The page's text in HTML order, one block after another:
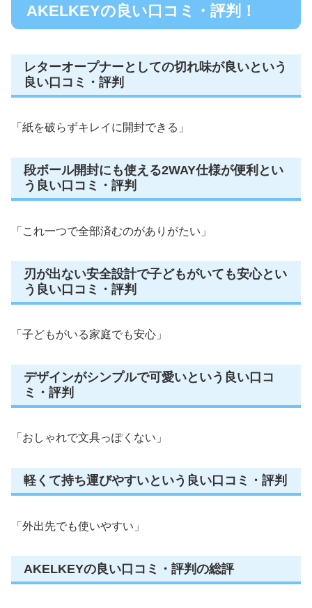
AKELKEYの良い口コミ・評判！
レターオープナーとしての切れ味が良いという
良い口コミ・評判
「紙を破らずキレイに開封できる」
段ボール開封にも使える2WAY仕様が便利とい
う良い口コミ・評判
「これ一つで全部済むのがありがたい」
刃が出ない安全設計で子どもがいても安心とい
う良い口コミ・評判
「子どもがいる家庭でも安心」
デザインがシンプルで可愛いという良い口コ
ミ・評判
「おしゃれで文具っぽくない」
軽くて持ち運びやすいという良い口コミ・評判
「外出先でも使いやすい」
AKELKEYの良い口コミ・評判の総評